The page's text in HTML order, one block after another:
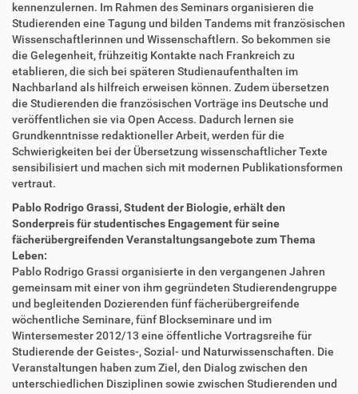
kennenzulernen. Im Rahmen des Seminars organisieren die
Studierenden eine Tagung und bilden Tandems mit französischen
Wissenschaftlerinnen und Wissenschaftlern. So bekommen sie
die Gelegenheit, frühzeitig Kontakte nach Frankreich zu
etablieren, die sich bei späteren Studienaufenthalten im
Nachbarland als hilfreich erweisen können. Zudem übersetzen
die Studierenden die französischen Vorträge ins Deutsche und
veröffentlichen sie via Open Access. Dadurch lernen sie
Grundkenntnisse redaktioneller Arbeit, werden für die
Schwierigkeiten bei der Übersetzung wissenschaftlicher Texte
sensibilisiert und machen sich mit modernen Publikationsformen
vertraut.
Pablo Rodrigo Grassi, Student der Biologie, erhält den
Sonderpreis für studentisches Engagement für seine
fächerübergreifenden Veranstaltungsangebote zum Thema
Leben:
Pablo Rodrigo Grassi organisierte in den vergangenen Jahren
gemeinsam mit einer von ihm gegründeten Studierendengruppe
und begleitenden Dozierenden fünf fächerübergreifende
wöchentliche Seminare, fünf Blockseminare und im
Wintersemester 2012/13 eine öffentliche Vortragsreihe für
Studierende der Geistes-, Sozial- und Naturwissenschaften. Die
Veranstaltungen haben zum Ziel, den Dialog zwischen den
unterschiedlichen Disziplinen sowie zwischen Studierenden und